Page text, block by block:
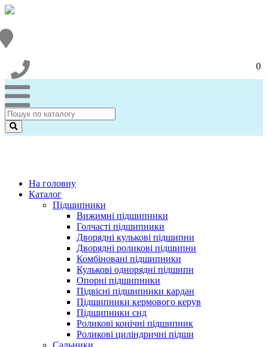
0
На головну
Каталог
Підшипники
Вижимні підшипники
Голчасті підшипники
Дворядні кулькові підшипни
Дворядні роликові підшипни
Комбіновані підшипники
Кулькові однорядні підшипн
Опорні підшипники
Підвісні підшипники кардан
Підшипники кермового керув
Підшипники снд
Роликові конічні підшипник
Роликові циліндричні підши
Сальники